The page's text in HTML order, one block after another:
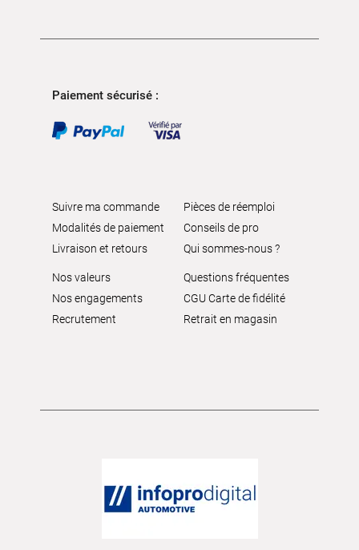
Paiement sécurisé :
Suivre ma commande
Modalités de paiement
Livraison et retours
Pièces de réemploi
Conseils de pro
Qui sommes-nous ?
Nos valeurs
Nos engagements
Recrutement
Questions fréquentes
CGU Carte de fidélité
Retrait en magasin